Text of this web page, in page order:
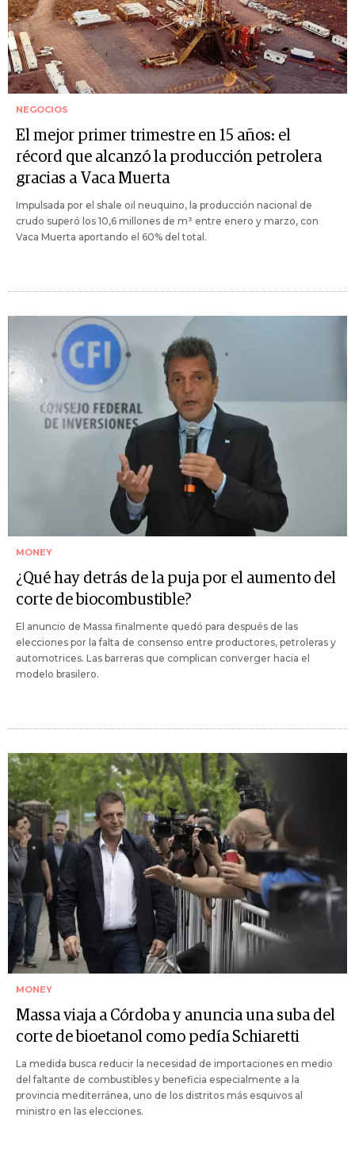
NEGOCIOS
El mejor primer trimestre en 15 años: el
récord que alcanzó la producción petrolera
gracias a Vaca Muerta
Impulsada por el shale oil neuquino, la producción nacional de
crudo superó los 10,6 millones de m³ entre enero y marzo, con
Vaca Muerta aportando el 60% del total.
MONEY
¿Qué hay detrás de la puja por el aumento del
corte de biocombustible?
El anuncio de Massa finalmente quedó para después de las
elecciones por la falta de consenso entre productores, petroleras y
automotrices. Las barreras que complican converger hacia el
modelo brasilero.
MONEY
Massa viaja a Córdoba y anuncia una suba del
corte de bioetanol como pedía Schiaretti
La medida busca reducir la necesidad de importaciones en medio
del faltante de combustibles y beneficia especialmente a la
provincia mediterránea, uno de los distritos más esquivos al
ministro en las elecciones.